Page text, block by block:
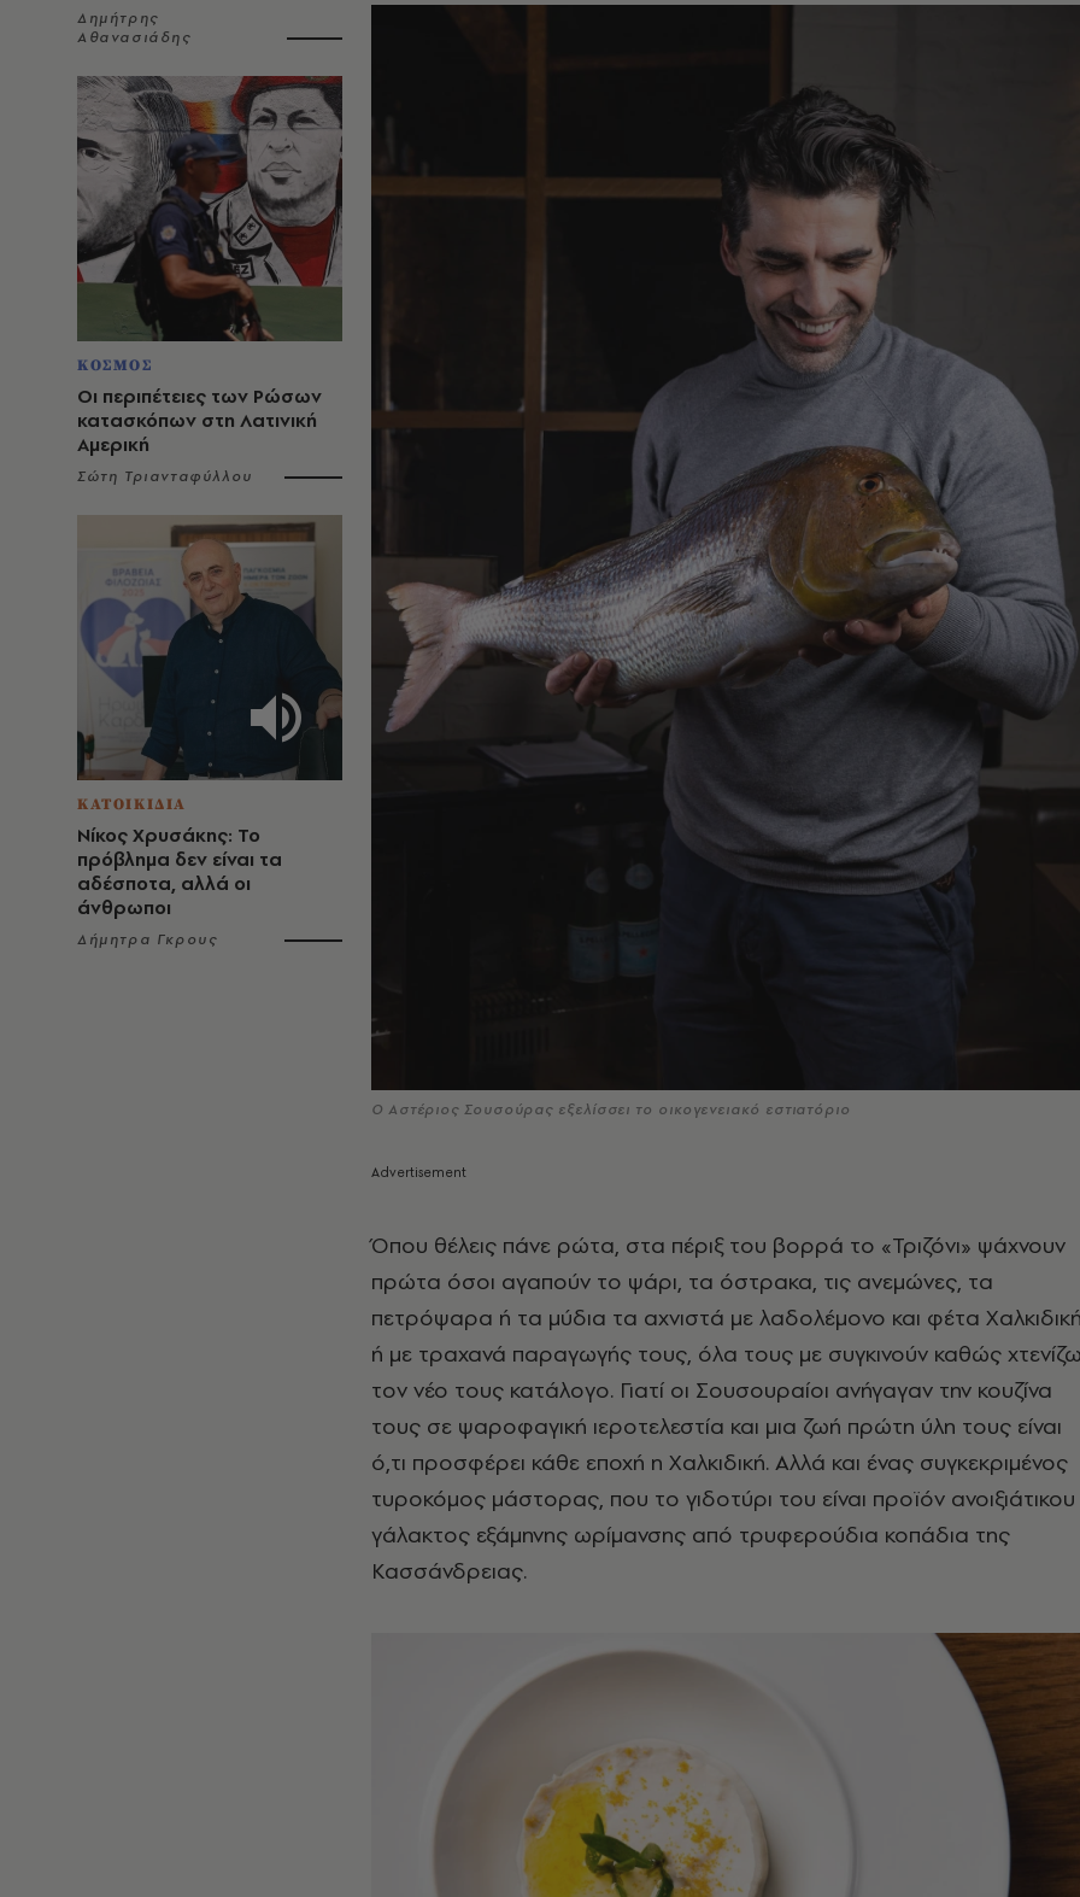
Δημήτρης
Αθανασιάδης
ΚΟΣΜΟΣ
Οι περιπέτειες των Ρώσων
κατασκόπων στη Λατινική
Αμερική
Σώτη Τριανταφύλλου
ΚΑΤΟΙΚΙΔΙΑ
Νίκος Χρυσάκης: Το
πρόβλημα δεν είναι τα
αδέσποτα, αλλά οι
άνθρωποι
Δήμητρα Γκρους
Ο Αστέριος Σουσούρας εξελίσσει το οικογενειακό εστιατόριο
Όπου θέλεις πάνε ρώτα, στα πέριξ του βορρά το «Τριζόνι» ψάχνουν
πρώτα όσοι αγαπούν το ψάρι, τα όστρακα, τις ανεμώνες, τα
πετρόψαρα ή τα μύδια τα αχνιστά με λαδολέμονο και φέτα
ή με τραχανά παραγωγής τους, όλα τους με συγκινούν καθώς
τον νέο τους κατάλογο. Γιατί οι Σουσουραίοι ανήγαγαν την κουζίνα
τους σε ψαροφαγική ιεροτελεστία και μια ζωή πρώτη ύλη τους είναι
ό,τι προσφέρει κάθε εποχή η Χαλκιδική. Αλλά και ένας συγκεκριμένος
τυροκόμος μάστορας, που το γιδοτύρι του είναι προϊόν ανοιξιάτικου
γάλακτος εξάμηνης ωρίμανσης από τρυφερούδια κοπάδια της
Κασσάνδρειας.